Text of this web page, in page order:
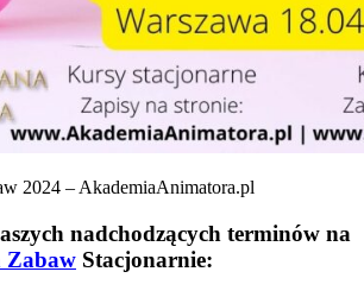
2024 – AkademiaAnimatora.pl
nadchodzących terminów na
Zabaw Stacjonarnie: